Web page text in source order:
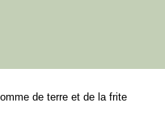
de terre et de la frite